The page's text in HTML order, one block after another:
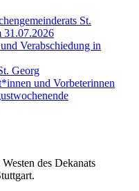
St.
31.07.2026
Verabschiedung in
Georg
und Vorbeterinnen
des Dekanats